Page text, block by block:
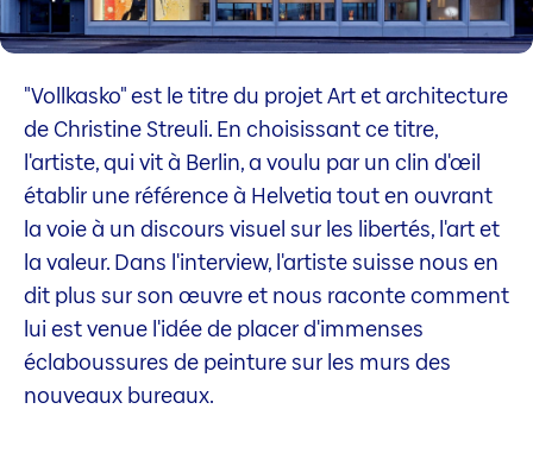
"Vollkasko" est le titre du projet Art et architecture
de Christine Streuli. En choisissant ce titre,
l'artiste, qui vit à Berlin, a voulu par un clin d'œil
établir une référence à Helvetia tout en ouvrant
la voie à un discours visuel sur les libertés, l'art et
la valeur. Dans l'interview, l'artiste suisse nous en
dit plus sur son œuvre et nous raconte comment
lui est venue l'idée de placer d'immenses
éclaboussures de peinture sur les murs des
nouveaux bureaux.